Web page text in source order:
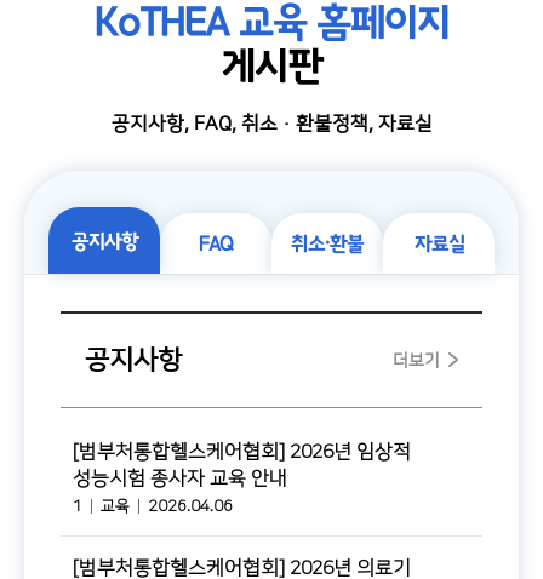
KoTHEA 교육 홈페이지
게시판
공지사항, FAQ, 취소・환불정책, 자료실
공지사항 FAQ 취소・환불 자료실
공지사항 더보기
1 교육
[범부처통합헬스케어협회] 2026년 임상적
성능시험 종사자 교육 안내
2026.04.06
[범부처통합헬스케어협회] 2026년 의료기